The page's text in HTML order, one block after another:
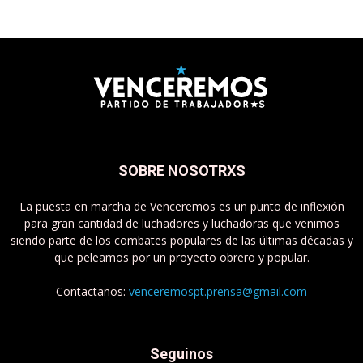
SOBRE NOSOTRXS
La puesta en marcha de Venceremos es un punto de inflexión
para gran cantidad de luchadores y luchadoras que venimos
siendo parte de los combates populares de las últimas décadas y
que peleamos por un proyecto obrero y popular.
Contactanos: venceremospt.prensa@gmail.com
Seguinos